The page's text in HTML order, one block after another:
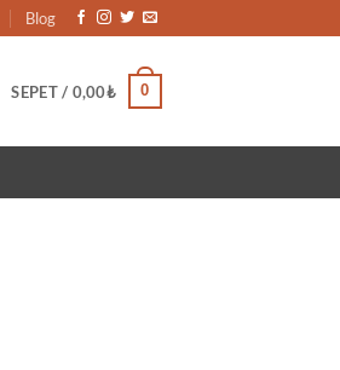
Blog
SEPET / 0,00₺ 0